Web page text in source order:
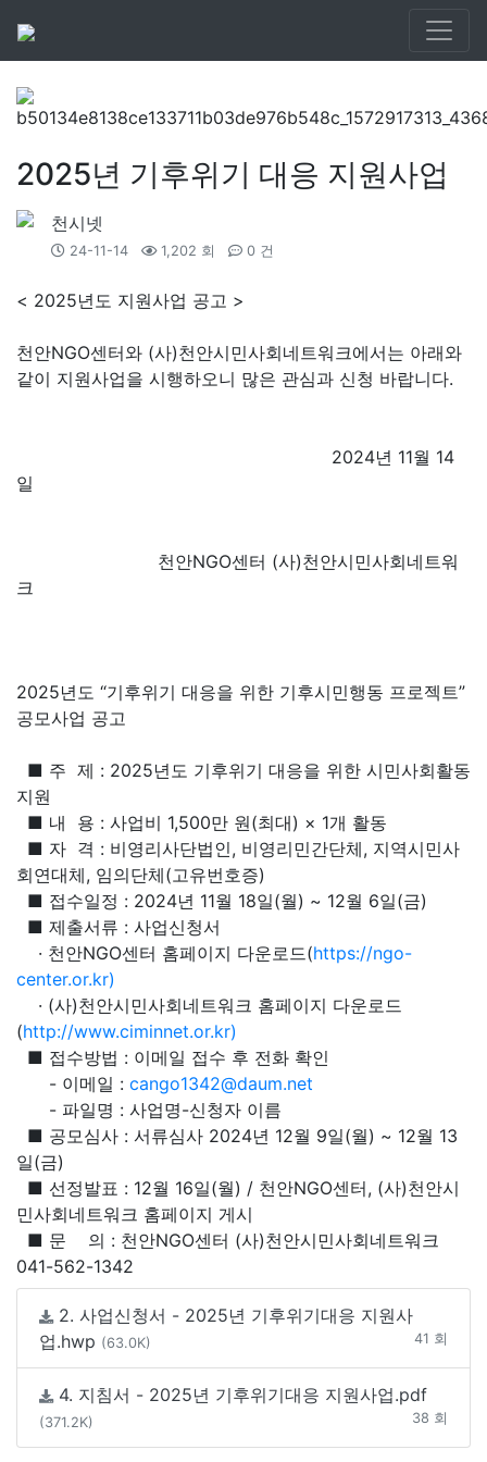
2025년 기후위기 대응 지원사업
천시넷
24-11-14 1,202 회 0 건
< 2025년도 지원사업 공고 >
천안NGO센터와 (사)천안시민사회네트워크에서는 아래와
같이 지원사업을 시행하오니 많은 관심과 신청 바랍니다.
2024년 11월 14
일
천안NGO센터 (사)천안시민사회네트워
크
2025년도 “기후위기 대응을 위한 기후시민행동 프로젝트”
공모사업 공고
■ 주 제 : 2025년도 기후위기 대응을 위한 시민사회활동
지원
■ 내 용 : 사업비 1,500만 원(최대) × 1개 활동
■ 자 격 : 비영리사단법인, 비영리민간단체, 지역시민사
회연대체, 임의단체(고유번호증)
■ 접수일정 : 2024년 11월 18일(월) ~ 12월 6일(금)
■ 제출서류 : 사업신청서
· 천안NGO센터 홈페이지 다운로드(https://ngo-
center.or.kr)
· (사)천안시민사회네트워크 홈페이지 다운로드
(http://www.ciminnet.or.kr)
■ 접수방법 : 이메일 접수 후 전화 확인
- 이메일 : cango1342@daum.net
- 파일명 : 사업명-신청자 이름
■ 공모심사 : 서류심사 2024년 12월 9일(월) ~ 12월 13
일(금)
■ 선정발표 : 12월 16일(월) / 천안NGO센터, (사)천안시
민사회네트워크 홈페이지 게시
■ 문 의 : 천안NGO센터 (사)천안시민사회네트워크
041-562-1342
2. 사업신청서 - 2025년 기후위기대응 지원사
업.hwp (63.0K) 41 회
4. 지침서 - 2025년 기후위기대응 지원사업.pdf
(371.2K) 38 회